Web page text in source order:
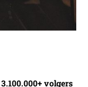
3.100.000+ volgers